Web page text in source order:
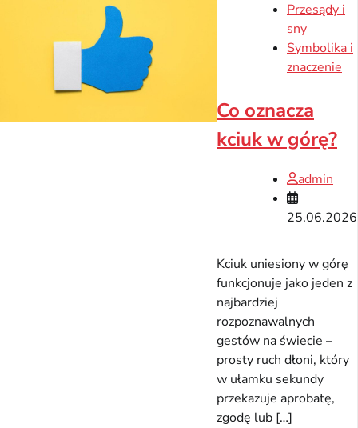
Przesądy i
sny
Symbolika i
znaczenie
Co oznacza
kciuk w górę?
admin
25.06.2026
Kciuk uniesiony w górę
funkcjonuje jako jeden z
najbardziej
rozpoznawalnych
gestów na świecie –
prosty ruch dłoni, który
w ułamku sekundy
przekazuje aprobatę,
zgodę lub […]